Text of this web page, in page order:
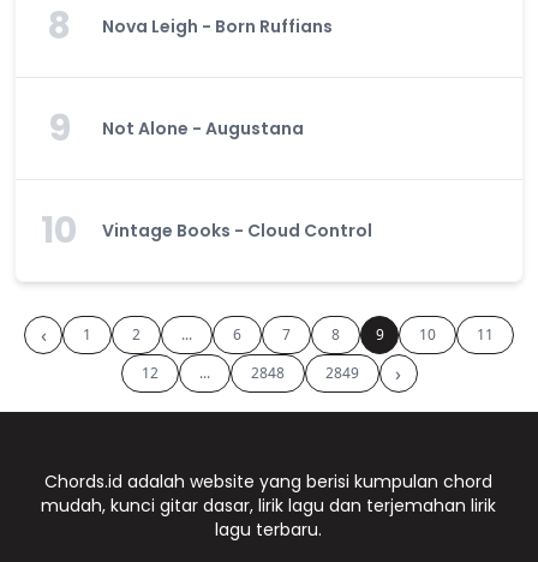
8 Nova Leigh - Born Ruffians
9 Not Alone - Augustana
10 Vintage Books - Cloud Control
‹ 1 2 ... 6 7 8 9 10
11
12
... 2848 2849 ›
Chords.id adalah website yang berisi kumpulan chord
mudah, kunci gitar dasar, lirik lagu dan terjemahan lirik
lagu terbaru.